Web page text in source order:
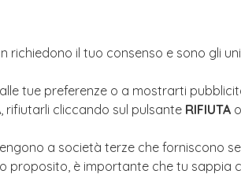
richiedono il tuo consenso e sono gli
tue preferenze o a mostrarti
, rifiutarli cliccando sul pulsante RIFIUTA
a società terze che forniscono
proposito, è importante che tu